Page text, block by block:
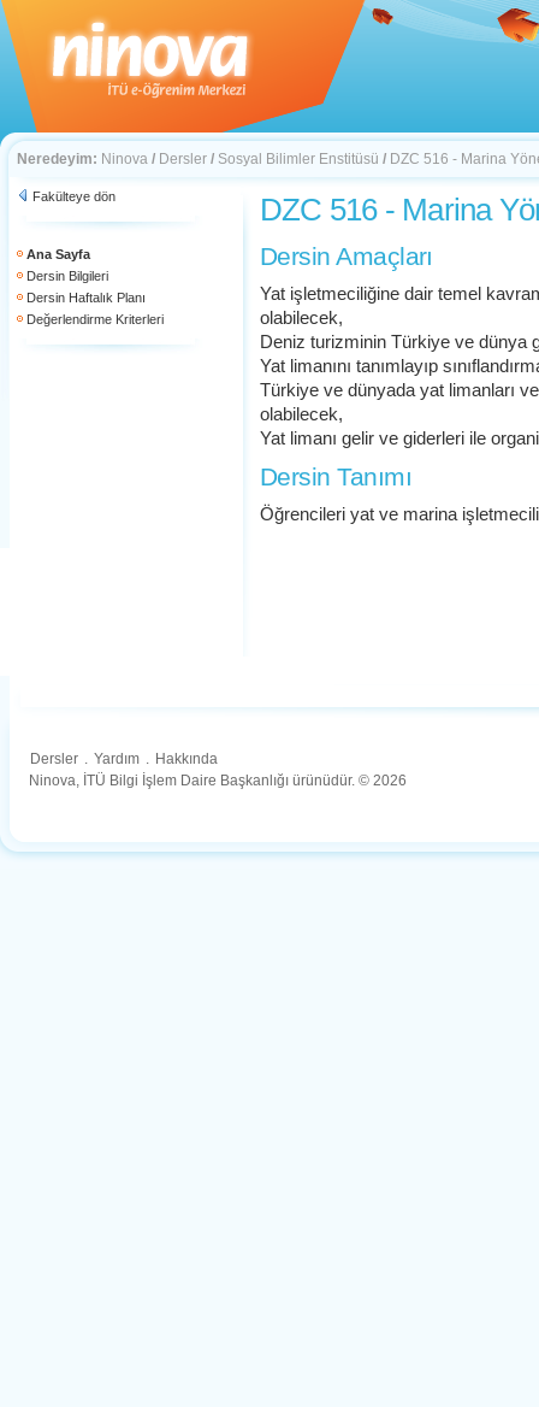
Neredeyim: Ninova / Dersler / Sosyal Bilimler Enstitüsü / DZC 516 - Marina
Fakülteye dön
Ana Sayfa
Dersin Bilgileri
Dersin Haftalık Planı
Değerlendirme Kriterleri
DZC 516 - Marina
Dersin Amaçları
Yat işletmeciliğine dair temel
olabilecek,
Deniz turizminin Türkiye ve dünya
Yat limanını tanımlayıp
Türkiye ve dünyada yat limanları
olabilecek,
Yat limanı gelir ve giderleri ile
Dersin Tanımı
Öğrencileri yat ve marina
Dersler . Yardım . Hakkında
Ninova, İTÜ Bilgi İşlem Daire Başkanlığı ürünüdür. © 2026